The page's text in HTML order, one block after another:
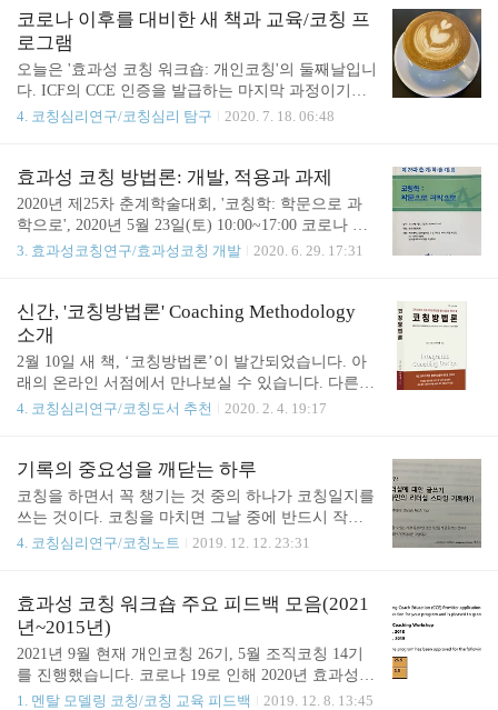
거기반코칭 워크북): 증거기반코칭 3. 증거기반코칭
사례를 통해 실제 모습을 알고 싶다(10가지 코칭사
례): 증거기반코칭 사례분석 이와 같이 세 공부방의
프로..
천해야겠다는 생각했습니다. 내 삶이 의미 있고 충만
하도록 만들려고 합니다. -생각 파트너 이석재 #코칭
심리학공부방,#효과성코칭워크숍 Facebook에 로그
인 메뉴를 열려면 alt + / 키 조합을 누르세요 www.fac
ebook.com
코로나 이후를 대비한 새 책과 교육/코칭 프
로그램
오늘은 '효과성 코칭 워크숍: 개인코칭'의 둘째날입니
다. ICF의 CCE 인증을 발급하는 마지막 과정이기도
하죠. 내년 1월부터는 CCE없이 이전처럼, 효과성 코
인 삶의 주인이 되도록 돕는 새로운 교육 프로그램을
개발하여, 내년 초에 개설하려고 합니다. 이와 관련
된 책을 하반기에 출간하고(현재 초고 완성), 특강 형
태로 먼저 홍보하려고 합니다. 전문코치로 활동하는
분들에게는 새로운 영역이 될 것입니다. 조직 리더와
대상으로 한 교육/라이프 코칭에도 필요한 것이죠.
코로나19로 급변하는 환경에서 시선을 밖에 두고, 이
에 의존적이고 종속적인 현대인의 사고체계가 ..
4. 코칭심리연구/코칭심리 탐구 2020. 7. 18. 06:48
효과성 코칭 방법론: 개발, 적용과 과제
2020년 제25차 춘계학술대회, '코칭학: 학문으로 과
학으로', 2020년 5월 23일(토) 10:00~17:00 코로나 사
태로 진행하지 못하고 자료집 발간으로 대체하였습
토리에서 다운로드가 어려운 분은 아래 네이버 블로
그를 방문해 주시기 바랍니다. blog.naver.com/sukjae5
05/222015824601 효과성 코칭 방법론이 질적연구로
개발되는 과정에 대한 논문입니다. 관심있으신 분들
은 참고바랍니다. 감사합니다. 생각 파트너 이석재 ht
tp://thinkingpartner.co.kr
3. 효과성코칭연구/효과성코칭 개발 2020. 6. 29. 17:31
신간, '코칭방법론' Coaching Methodology
소개
2월 10일 새 책, ‘코칭방법론’이 발간되었습니다. 아
래의 온라인 서점에서 만나보실 수 있습니다. 다른
서점도 등록되면 공유하겠습니다. 오프라인 서점에
hort&ItemId=232248267&fbclid=IwAR3NIv3WFiov2K
8Dh0PiKuRV8jVojsG6hThigq11RSundCVo6N5CXmIdu
EI 인터파크: http://book.interpark.com/product/BookDi
rdNo=329856550&pis1=book&pis2=product 쿠팡: ht..
4. 코칭심리연구/코칭도서 추천 2020. 2. 4. 19:17
기록의 중요성을 깨닫는 하루
코칭을 하면서 꼭 챙기는 것 중의 하나가 코칭일지를
쓰는 것이다. 코칭을 마치면 그날 중에 반드시 작성
한다. 코칭 초기에는 일지 양식을 만들어서 사용했는
다. 2002년부터 습관화하였는데 자료분석을 하면서
파일이 섞이며 혼란을 겪기도 하였다. 10여년 전부터
컴퓨터 파일에 정리하고 부터는 분실 염려도 없다.
코칭일지 이외에 자기개발을 위한 각종 교육참가 자
료, 효과성코칭워크숍 2015년 1기부터 최근까지 모
4. 코칭심리연구/코칭노트 2019. 12. 12. 23:31
효과성 코칭 워크숍 주요 피드백 모음(2021
년~2015년)
2021년 9월 현재 개인코칭 26기, 5월 조직코칭 14기
를 진행했습니다. 코로나 19로 인해 2020년 효과성
코칭 워크숍(개인코칭, 조직코칭)은 모두 연기했습니
1. 멘탈 모델링 코칭/코칭 교육 피드백 2019. 12. 8. 13:45